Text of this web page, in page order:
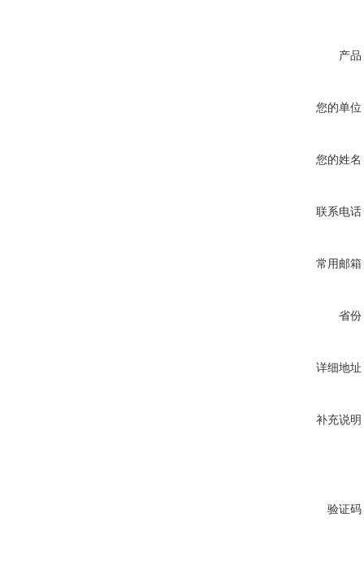
产品
您的单位
您的姓名
联系电话
常用邮箱
省份
详细地址
补充说明
验证码